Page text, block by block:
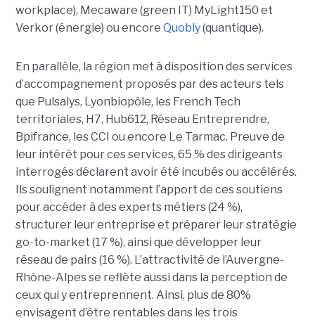
workplace), Mecaware (green IT) MyLight150 et
Verkor (énergie) ou encore Quobly(quantique).
En parallèle, la région met à disposition des services
d’accompagnement proposés par des acteurs tels
que Pulsalys, Lyonbiopôle, les French Tech
territoriales, H7, Hub612, Réseau Entreprendre,
Bpifrance, les CCI ou encore Le Tarmac. Preuve de
leur intérêt pour ces services, 65 % des dirigeants
interrogés déclarent avoir été incubés ou accélérés.
Ils soulignent notamment l’apport de ces soutiens
pour accéder à des experts métiers (24 %),
structurer leur entreprise et préparer leur stratégie
go-to-market (17 %), ainsi que développer leur
réseau de pairs (16 %). L’attractivité de l’Auvergne-
Rhône-Alpes se reflète aussi dans la perception de
ceux qui y entreprennent. Ainsi, plus de 80%
envisagent d’être rentables dans les trois